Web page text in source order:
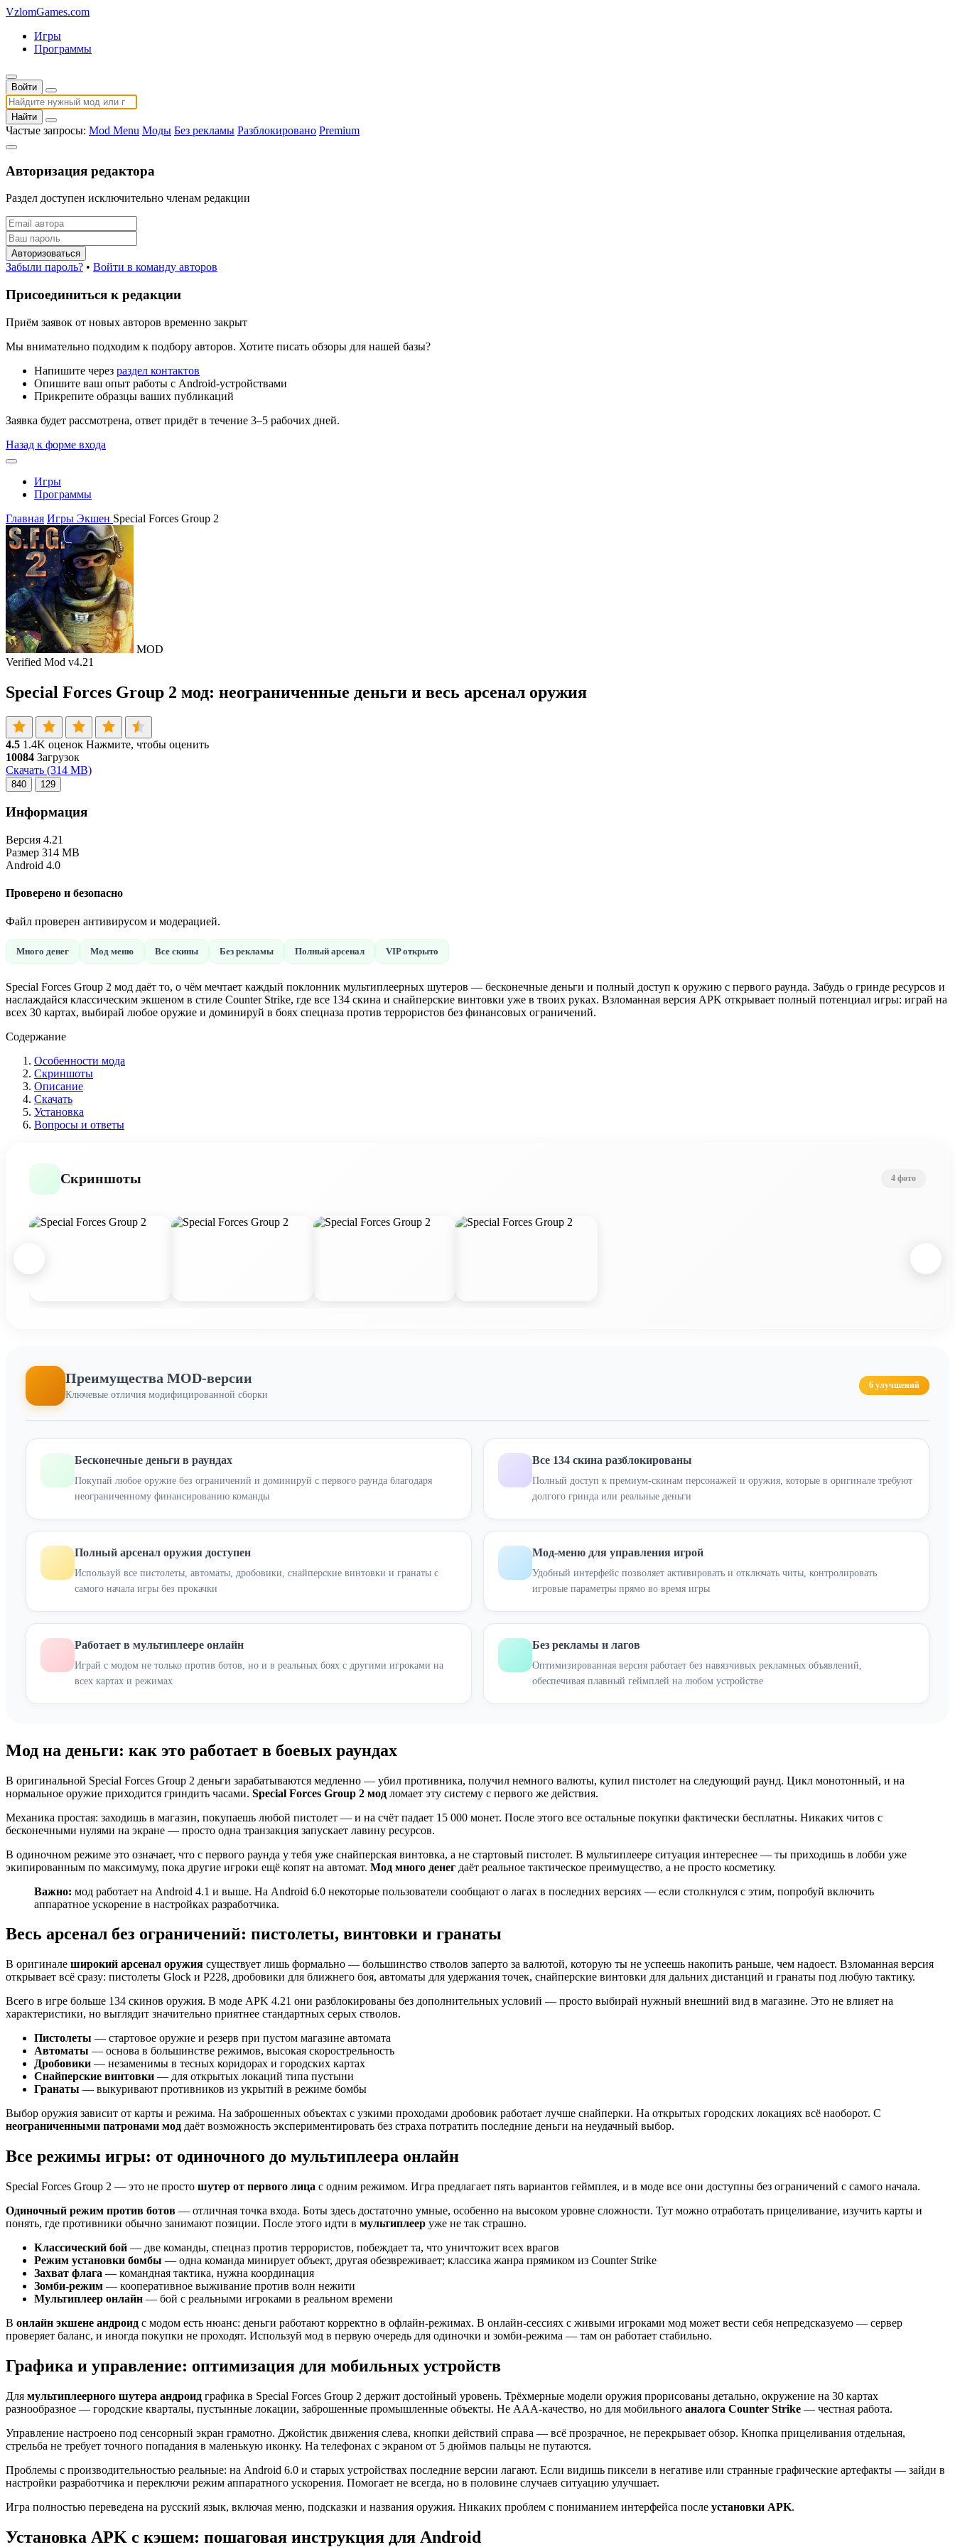
VzlomGames.com
Игры
Программы
Войти
Найти
Частые запросы: Mod Menu Моды Без рекламы Разблокировано Premium
Авторизация редактора
Раздел доступен исключительно членам редакции
Авторизоваться
Забыли пароль? • Войти в команду авторов
Присоединиться к редакции
Приём заявок от новых авторов временно закрыт
Мы внимательно подходим к подбору авторов. Хотите писать обзоры для нашей базы?
Напишите через раздел контактов
Опишите ваш опыт работы с Android-устройствами
Прикрепите образцы ваших публикаций
Заявка будет рассмотрена, ответ придёт в течение 3–5 рабочих дней.
Назад к форме входа
Игры
Программы
Главная Игры Экшен Special Forces Group 2
MOD
Verified Mod v4.21
Special Forces Group 2 мод: неограниченные деньги и весь арсенал оружия
4.5 1.4K оценок Нажмите, чтобы оценить
10084 Загрузок
Скачать (314 MB)
840 129
Информация
Версия 4.21
Размер 314 MB
Android 4.0
Проверено и безопасно
Файл проверен антивирусом и модерацией.
Много денег Мод меню Все скины Без рекламы Полный арсенал VIP открыто
Special Forces Group 2 мод даёт то, о чём мечтает каждый поклонник мультиплеерных шутеров — бесконечные деньги и полный доступ к оружию с первого раунда. Забудь о гринде ресурсов и
наслаждайся классическим экшеном в стиле Counter Strike, где все 134 скина и снайперские винтовки уже в твоих руках. Взломанная версия APK открывает полный потенциал игры: играй на
всех 30 картах, выбирай любое оружие и доминируй в боях спецназа против террористов без финансовых ограничений.
Содержание
Особенности мода
Скриншоты
Описание
Скачать
Установка
Вопросы и ответы
Скриншоты 4 фото
Преимущества MOD-версии
Ключевые отличия модифицированной сборки
6 улучшений
Бесконечные деньги в раундах
Покупай любое оружие без ограничений и доминируй с первого раунда благодаря
неограниченному финансированию команды
Все 134 скина разблокированы
Полный доступ к премиум-скинам персонажей и оружия, которые в оригинале требуют
долгого гринда или реальные деньги
Полный арсенал оружия доступен
Используй все пистолеты, автоматы, дробовики, снайперские винтовки и гранаты с
самого начала игры без прокачки
Мод-меню для управления игрой
Удобный интерфейс позволяет активировать и отключать читы, контролировать
игровые параметры прямо во время игры
Работает в мультиплеере онлайн
Играй с модом не только против ботов, но и в реальных боях с другими игроками на
всех картах и режимах
Без рекламы и лагов
Оптимизированная версия работает без навязчивых рекламных объявлений,
обеспечивая плавный геймплей на любом устройстве
Мод на деньги: как это работает в боевых раундах
В оригинальной Special Forces Group 2 деньги зарабатываются медленно — убил противника, получил немного валюты, купил пистолет на следующий раунд. Цикл монотонный, и на
нормальное оружие приходится гриндить часами. Special Forces Group 2 мод ломает эту систему с первого же действия.
Механика простая: заходишь в магазин, покупаешь любой пистолет — и на счёт падает 15 000 монет. После этого все остальные покупки фактически бесплатны. Никаких читов с
бесконечными нулями на экране — просто одна транзакция запускает лавину ресурсов.
В одиночном режиме это означает, что с первого раунда у тебя уже снайперская винтовка, а не стартовый пистолет. В мультиплеере ситуация интереснее — ты приходишь в лобби уже
экипированным по максимуму, пока другие игроки ещё копят на автомат. Мод много денег даёт реальное тактическое преимущество, а не просто косметику.
Важно: мод работает на Android 4.1 и выше. На Android 6.0 некоторые пользователи сообщают о лагах в последних версиях — если столкнулся с этим, попробуй включить
аппаратное ускорение в настройках разработчика.
Весь арсенал без ограничений: пистолеты, винтовки и гранаты
В оригинале широкий арсенал оружия существует лишь формально — большинство стволов заперто за валютой, которую ты не успеешь накопить раньше, чем надоест. Взломанная версия
открывает всё сразу: пистолеты Glock и P228, дробовики для ближнего боя, автоматы для удержания точек, снайперские винтовки для дальних дистанций и гранаты под любую тактику.
Всего в игре больше 134 скинов оружия. В моде APK 4.21 они разблокированы без дополнительных условий — просто выбирай нужный внешний вид в магазине. Это не влияет на
характеристики, но выглядит значительно приятнее стандартных серых стволов.
Пистолеты — стартовое оружие и резерв при пустом магазине автомата
Автоматы — основа в большинстве режимов, высокая скорострельность
Дробовики — незаменимы в тесных коридорах и городских картах
Снайперские винтовки — для открытых локаций типа пустыни
Гранаты — выкуривают противников из укрытий в режиме бомбы
Выбор оружия зависит от карты и режима. На заброшенных объектах с узкими проходами дробовик работает лучше снайперки. На открытых городских локациях всё наоборот. С
неограниченными патронами мод даёт возможность экспериментировать без страха потратить последние деньги на неудачный выбор.
Все режимы игры: от одиночного до мультиплеера онлайн
Special Forces Group 2 — это не просто шутер от первого лица с одним режимом. Игра предлагает пять вариантов геймплея, и в моде все они доступны без ограничений с самого начала.
Одиночный режим против ботов — отличная точка входа. Боты здесь достаточно умные, особенно на высоком уровне сложности. Тут можно отработать прицеливание, изучить карты и
понять, где противники обычно занимают позиции. После этого идти в мультиплеер уже не так страшно.
Классический бой — две команды, спецназ против террористов, побеждает та, что уничтожит всех врагов
Режим установки бомбы — одна команда минирует объект, другая обезвреживает; классика жанра прямиком из Counter Strike
Захват флага — командная тактика, нужна координация
Зомби-режим — кооперативное выживание против волн нежити
Мультиплеер онлайн — бой с реальными игроками в реальном времени
В онлайн экшене андроид с модом есть нюанс: деньги работают корректно в офлайн-режимах. В онлайн-сессиях с живыми игроками мод может вести себя непредсказуемо — сервер
проверяет баланс, и иногда покупки не проходят. Используй мод в первую очередь для одиночки и зомби-режима — там он работает стабильно.
Графика и управление: оптимизация для мобильных устройств
Для мультиплеерного шутера андроид графика в Special Forces Group 2 держит достойный уровень. Трёхмерные модели оружия прорисованы детально, окружение на 30 картах
разнообразное — городские кварталы, пустынные локации, заброшенные промышленные объекты. Не AAA-качество, но для мобильного аналога Counter Strike — честная работа.
Управление настроено под сенсорный экран грамотно. Джойстик движения слева, кнопки действий справа — всё прозрачное, не перекрывает обзор. Кнопка прицеливания отдельная,
стрельба не требует точного попадания в маленькую иконку. На телефонах с экраном от 5 дюймов пальцы не путаются.
Проблемы с производительностью реальные: на Android 6.0 и старых устройствах последние версии лагают. Если видишь пиксели в негативе или странные графические артефакты — зайди в
настройки разработчика и переключи режим аппаратного ускорения. Помогает не всегда, но в половине случаев ситуацию улучшает.
Игра полностью переведена на русский язык, включая меню, подсказки и названия оружия. Никаких проблем с пониманием интерфейса после установки APK.
Установка APK с кэшем: пошаговая инструкция для Android